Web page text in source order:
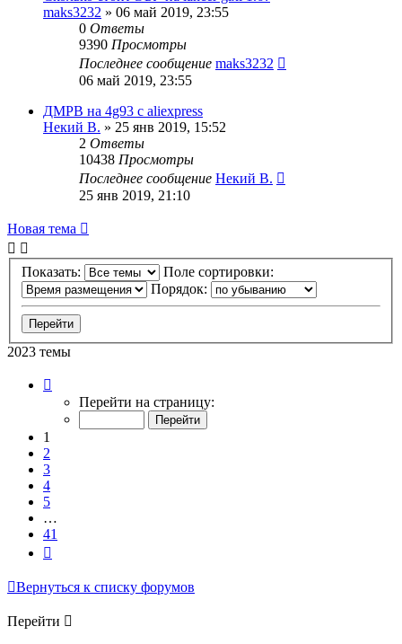
maks3232 » 06 май 2019, 23:55
0 Ответы
9390 Просмотры
Последнее сообщение maks3232
06 май 2019, 23:55
ДМРВ на 4g93 с aliexpress
Некий В. » 25 янв 2019, 15:52
2 Ответы
10438 Просмотры
Последнее сообщение Некий В.
25 янв 2019, 21:10
Новая тема
Показать:
Поле сортировки:
Порядок:
2023 темы
Перейти на страницу:
1
2
3
4
5
…
41
Вернуться к списку форумов
Перейти